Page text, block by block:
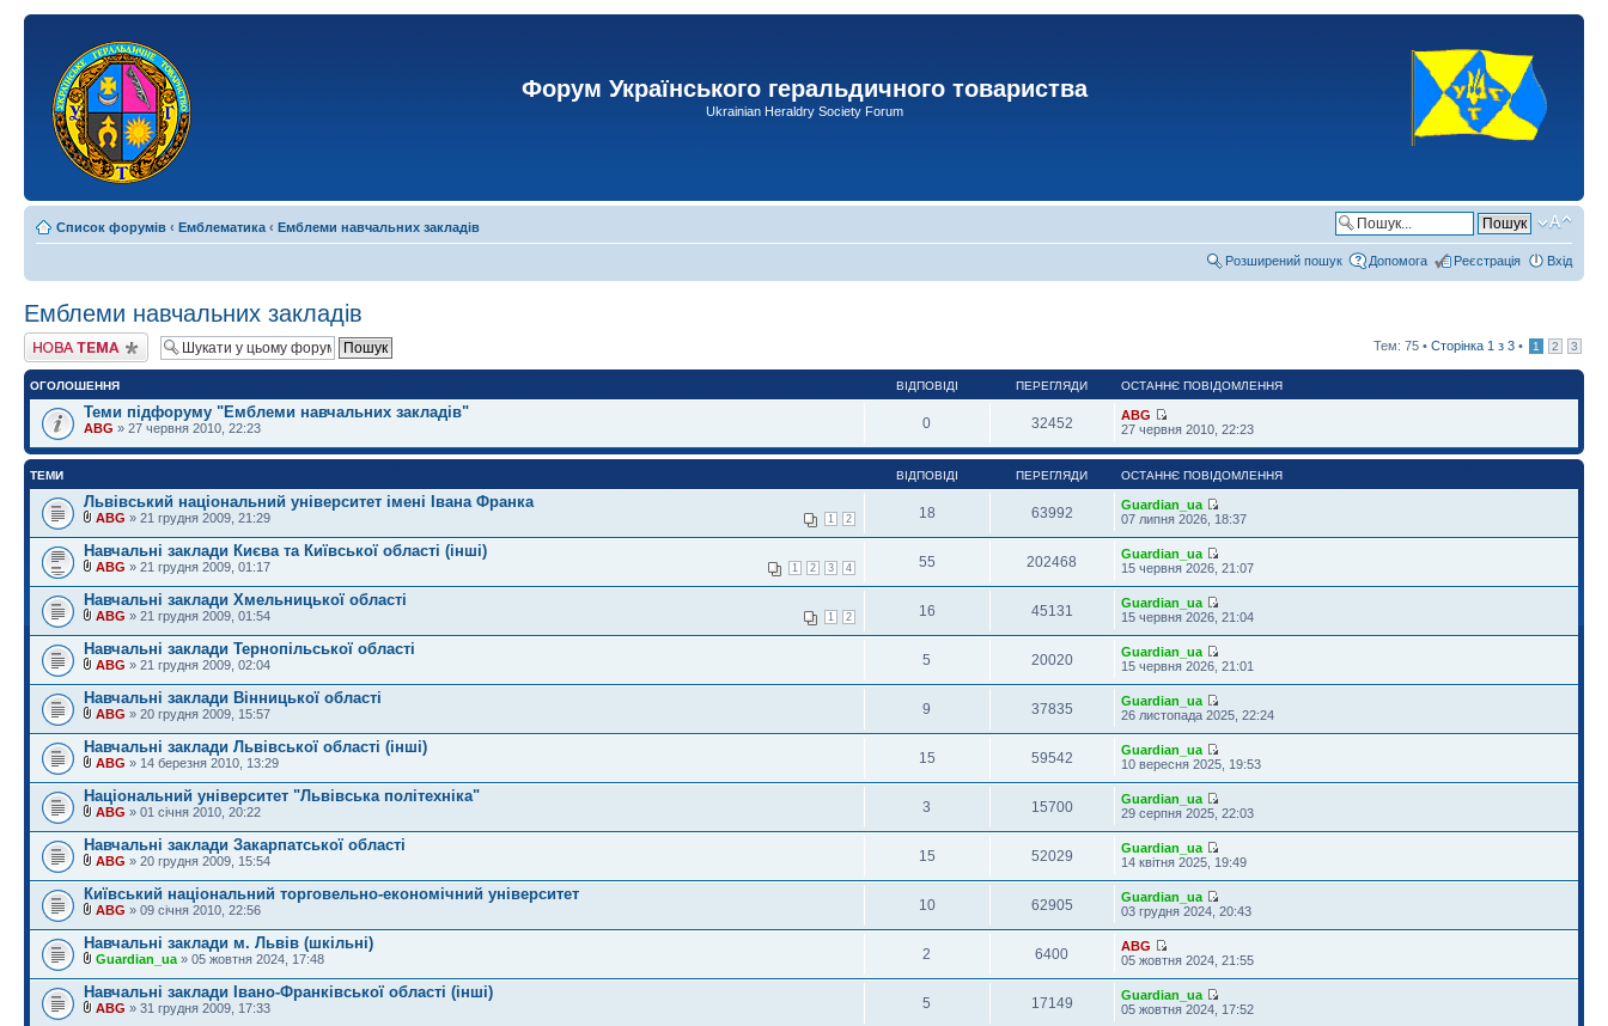
Форум Українського геральдичного товариства
Ukrainian Heraldry Society Forum
Список форумів ‹ Емблематика ‹ Емблеми навчальних закладів
Розширений пошук Допомога Реєстрація Вхід
Емблеми навчальних закладів
Створити нову тему Тем: 75 • Сторінка 1 з 3 • 1 2 3
ОГОЛОШЕННЯ ВІДПОВІДІ ПЕРЕГЛЯДИ ОСТАННЄ ПОВІДОМЛЕННЯ
Теми підфоруму "Емблеми навчальних закладів"
ABG » 27 червня 2010, 22:23 0 32452
ABG
27 червня 2010, 22:23
ТЕМИ ВІДПОВІДІ ПЕРЕГЛЯДИ ОСТАННЄ ПОВІДОМЛЕННЯ
Львівський національний університет імені Івана Франка
1 2
ABG » 21 грудня 2009, 21:29 18 63992
Guardian_ua
07 липня 2026, 18:37
Навчальні заклади Києва та Київської області (інші)
1 2 3 4
ABG » 21 грудня 2009, 01:17 55 202468
Guardian_ua
15 червня 2026, 21:07
Навчальні заклади Хмельницької області
1 2
ABG » 21 грудня 2009, 01:54 16 45131
Guardian_ua
15 червня 2026, 21:04
Навчальні заклади Тернопільської області
ABG » 21 грудня 2009, 02:04 5 20020
Guardian_ua
15 червня 2026, 21:01
Навчальні заклади Вінницької області
ABG » 20 грудня 2009, 15:57 9 37835
Guardian_ua
26 листопада 2025, 22:24
Навчальні заклади Львівської області (інші)
ABG » 14 березня 2010, 13:29 15 59542
Guardian_ua
10 вересня 2025, 19:53
Національний університет "Львівська політехніка"
ABG » 01 січня 2010, 20:22 3 15700
Guardian_ua
29 серпня 2025, 22:03
Навчальні заклади Закарпатської області
ABG » 20 грудня 2009, 15:54 15 52029
Guardian_ua
14 квітня 2025, 19:49
Київський національний торговельно-економічний університет
ABG » 09 січня 2010, 22:56 10 62905
Guardian_ua
03 грудня 2024, 20:43
Навчальні заклади м. Львів (шкільні)
Guardian_ua » 05 жовтня 2024, 17:48 2 6400
ABG
05 жовтня 2024, 21:55
Навчальні заклади Івано-Франківської області (інші)
ABG » 31 грудня 2009, 17:33 5 17149
Guardian_ua
05 жовтня 2024, 17:52